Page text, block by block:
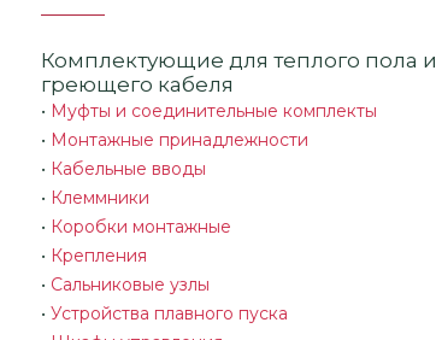
Комплектующие для теплого пола и
греющего кабеля
• Муфты и соединительные комплекты
• Монтажные принадлежности
• Кабельные вводы
• Клеммники
• Коробки монтажные
• Крепления
• Сальниковые узлы
•Устройства плавного пуска